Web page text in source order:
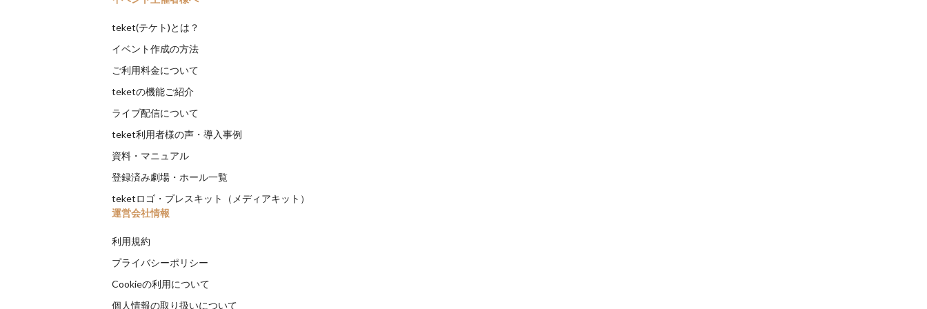
teket(テケト)とは？
イベント作成の方法
ご利用料金について
teketの機能ご紹介
ライブ配信について
teket利用者様の声・導入事例
資料・マニュアル
登録済み劇場・ホール一覧
teketロゴ・プレスキット（メディアキット）
運営会社情報
利用規約
プライバシーポリシー
Cookieの利用について
個人情報の取り扱いについて